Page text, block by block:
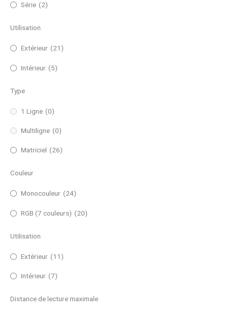
Série (2)
Utilisation
Extérieur (21)
Intérieur (5)
Type
1 Ligne (0)
Multiligne (0)
Matriciel (26)
Couleur
Monocouleur (24)
RGB (7 couleurs) (20)
Utilisation
Extérieur (11)
Intérieur (7)
Distance de lecture maximale